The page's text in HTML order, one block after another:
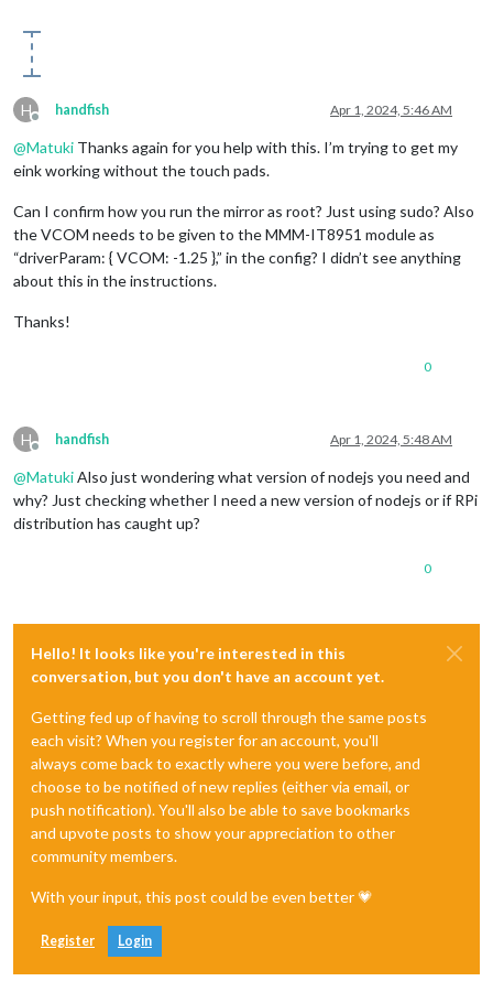
H
Offline
handfish Apr 1, 2024, 5:46 AM
@Matuki Thanks again for you help with this. I’m trying to get my
eink working without the touch pads.
Can I confirm how you run the mirror as root? Just using sudo? Also
the VCOM needs to be given to the MMM-IT8951 module as
“driverParam: { VCOM: -1.25 },” in the config? I didn’t see anything
about this in the instructions.
Thanks!
0
H
Offline
handfish Apr 1, 2024, 5:48 AM
@MatukiAlso just wondering what version of nodejs you need and
why? Just checking whether I need a new version of nodejs or if RPi
distribution has caught up?
0
Hello! It looks like you're interested in this
conversation, but you don't have an account yet.
Getting fed up of having to scroll through the same posts
each visit? When you register for an account, you'll
always come back to exactly where you were before, and
choose to be notified of new replies (either via email, or
push notification). You'll also be able to save bookmarks
and upvote posts to show your appreciation to other
community members.
With your input, this post could be even better 💗
Register Login